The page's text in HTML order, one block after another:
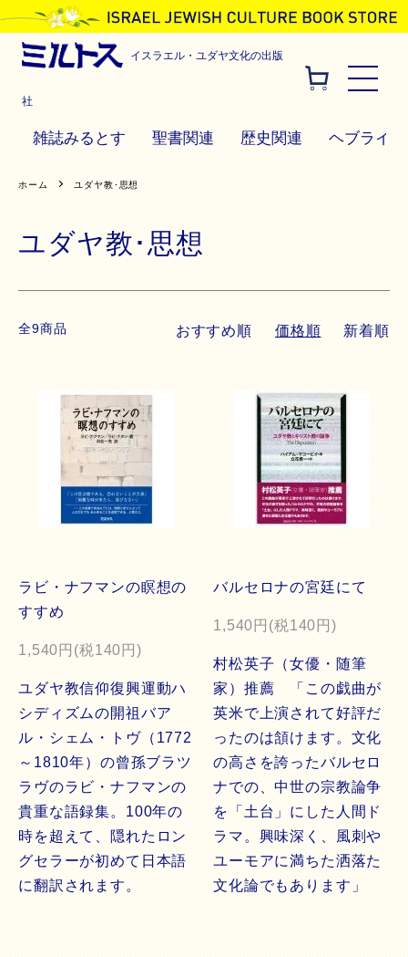
イスラエル・ユダヤ文化の出版
社
雑誌みるとす 聖書関連 歴史関連 ヘブライ
ホーム ユダヤ教･思想
ユダヤ教･思想
全9商品 おすすめ順 価格順 新着順
ラビ・ナフマンの瞑想の
すすめ
1,540円(税140円)
ユダヤ教信仰復興運動ハ
シディズムの開祖バア
ル・シェム・トヴ（1772
～1810年）の曾孫ブラツ
ラヴのラビ・ナフマンの
貴重な語録集。100年の
時を超えて、隠れたロン
グセラーが初めて日本語
に翻訳されます。
バルセロナの宮廷にて
1,540円(税140円)
村松英子（女優・随筆
家）推薦 「この戯曲が
英米で上演されて好評だ
ったのは頷けます。文化
の高さを誇ったバルセロ
ナでの、中世の宗教論争
を「土台」にした人間ド
ラマ。興味深く、風刺や
ユーモアに満ちた洒落た
文化論でもあります」